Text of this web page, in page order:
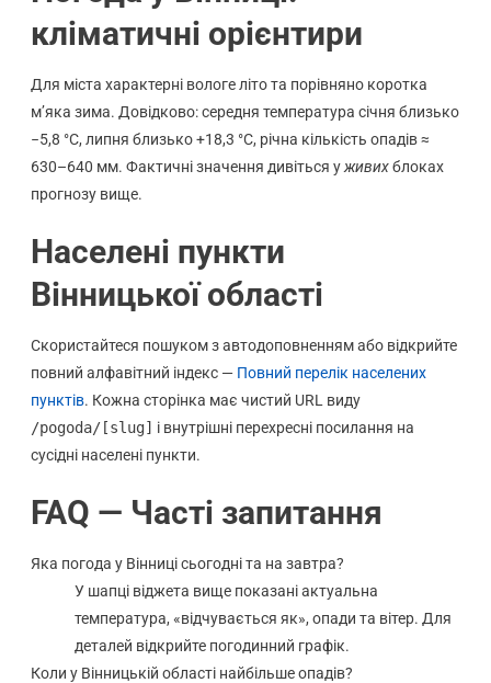
кліматичні орієнтири
Для міста характерні вологе літо та порівняно коротка
м’яка зима. Довідково: середня температура січня близько
−5,8 °C, липня близько +18,3 °C, річна кількість опадів ≈
630–640 мм. Фактичні значення дивіться уживихблоках
прогнозу вище.
Населені пункти
Вінницької області
Скористайтеся пошуком з автодоповненням або відкрийте
повний алфавітний індекс — Повний перелік населених
пунктів. Кожна сторінка має чистий URL виду
/pogoda/[slug] і внутрішні перехресні посилання на
сусідні населені пункти.
FAQ — Часті запитання
Яка погода у Вінниці сьогодні та на завтра?
У шапці віджета вище показані актуальна
температура, «відчувається як», опади та вітер. Для
деталей відкрийте погодинний графік.
Коли у Вінницькій області найбільше опадів?